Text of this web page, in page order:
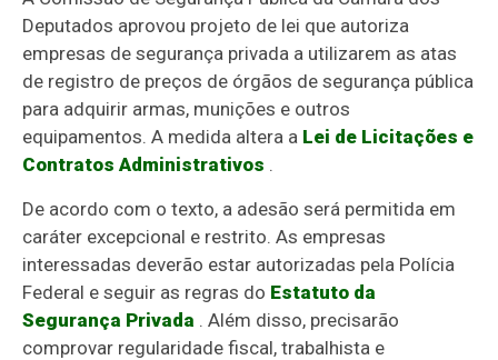
Deputados aprovou projeto de lei que autoriza
empresas de segurança privada a utilizarem as atas
de registro de preços de órgãos de segurança pública
para adquirir armas, munições e outros
equipamentos. A medida altera a Lei de Licitações e
Contratos Administrativos .
De acordo com o texto, a adesão será permitida em
caráter excepcional e restrito. As empresas
interessadas deverão estar autorizadas pela Polícia
Federal e seguir as regras do Estatuto da
Segurança Privada . Além disso, precisarão
comprovar regularidade fiscal, trabalhista e